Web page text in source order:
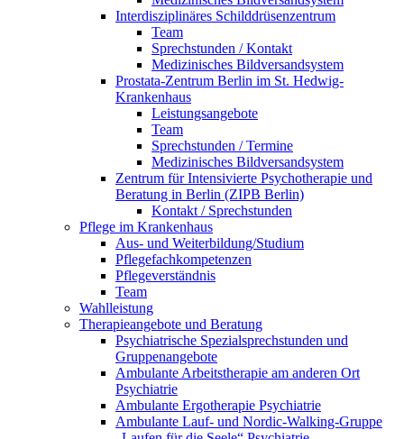
Interdisziplinäres Schilddrüsenzentrum
Team
Sprechstunden / Kontakt
Medizinisches Bildversandsystem
Prostata-Zentrum Berlin im St. Hedwig-
Krankenhaus
Leistungsangebote
Team
Sprechstunden / Termine
Medizinisches Bildversandsystem
Zentrum für Intensivierte Psychotherapie und
Beratung in Berlin (ZIPB Berlin)
Kontakt / Sprechstunden
Pflege im Krankenhaus
Aus- und Weiterbildung/Studium
Pflegefachkompetenzen
Pflegeverständnis
Team
Wahlleistung
Therapieangebote und Beratung
Psychiatrische Spezialsprechstunden und
Gruppenangebote
Ambulante Arbeitstherapie am anderen Ort
Psychiatrie
Ambulante Ergotherapie Psychiatrie
Ambulante Lauf- und Nordic-Walking-Gruppe